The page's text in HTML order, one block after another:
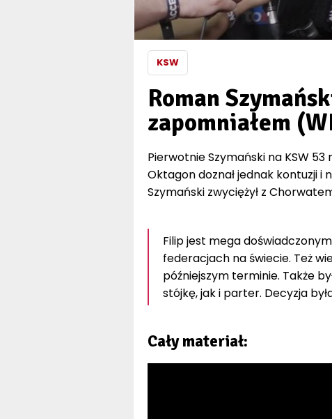
KSW
Roman
zapomniałem
Pierwotnie Szymański na KSW
Oktagon doznał jednak kontuzji i
Szymański zwyciężył z
Filip jest mega
federacjach na świecie. Też
późniejszym terminie. Także
stójkę, jak i parter. Decyzja
Cały materiał: